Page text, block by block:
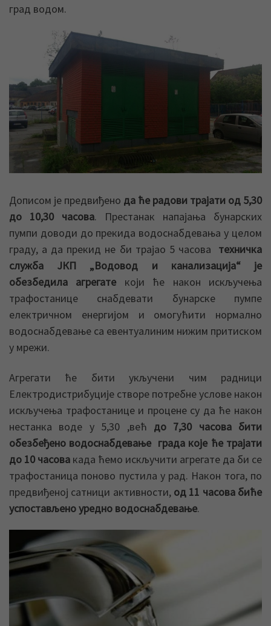
град водом.
Дописом је предвиђено да ће радови трајати од 5,30
до 10,30 часова. Престанак напајања бунарских
пумпи доводи до прекида водоснабдевања у целом
граду, а да прекид не би трајао 5 часова техничка
служба ЈКП „Водовод и канализација“ је
обезбедила агрегате који ће након искључења
трафостанице снабдевати бунарске пумпе
електричном енергијом и омогућити нормално
водоснабдевање са евентуалиним нижим притиском
у мрежи.
Агрегати ће бити укључени чим радници
Електродистрибуције створе потребне услове након
искључења трафостанице и процене су да ће након
нестанка воде у 5,30 ,већ до 7,30 часова бити
обезбеђено водоснабдевање града које ће трајати
до 10 часова када ћемо искључити агрегате да би се
трафостаница поново пустила у рад. Након тога, по
предвиђеној сатници активности, од 11 часова биће
успостављено уредно водоснабдевање.